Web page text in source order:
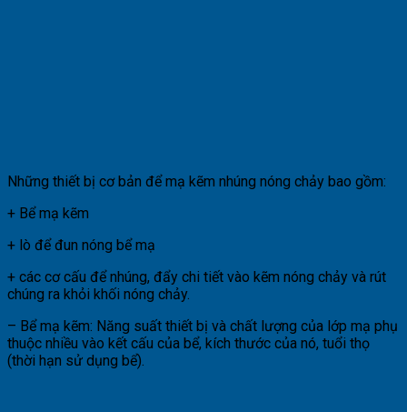
Những thiết bị cơ bản để mạ kẽm nhúng nóng chảy bao gồm:
+ Bể mạ kẽm
+ lò để đun nóng bể mạ
+ các cơ cấu để nhúng, đẩy chi tiết vào kẽm nóng chảy và rút
chúng ra khỏi khối nóng chảy.
– Bể mạ kẽm: Năng suất thiết bị và chất lượng của lớp mạ phụ
thuộc nhiều vào kết cấu của bể, kích thước của nó, tuổi thọ
(thời hạn sử dụng bể).